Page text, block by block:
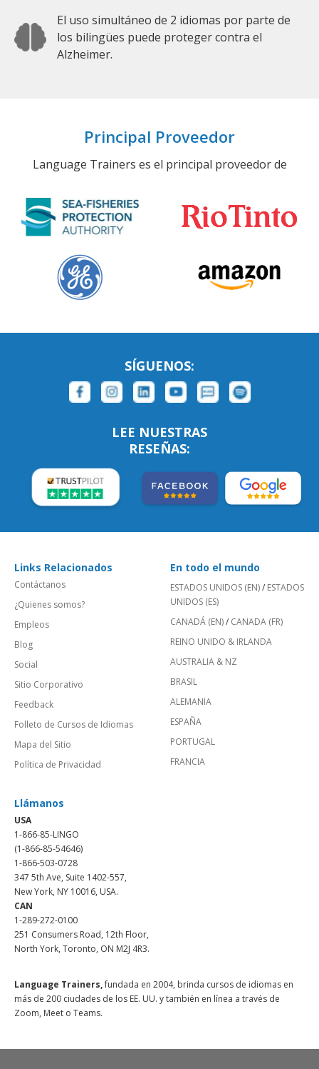
El uso simultáneo de 2 idiomas por parte de
los bilingües puede proteger contra el
Alzheimer.
Principal Proveedor
Language Trainers es el principal proveedor de
SÍGUENOS:
LEE NUESTRAS
RESEÑAS:
Links Relacionados
Contáctanos
¿Quienes somos?
Empleos
Blog
Social
Sitio Corporativo
Feedback
Folleto de Cursos de Idiomas
Mapa del Sitio
Política de Privacidad
En todo el mundo
ESTADOS UNIDOS (EN)/ ESTADOS
UNIDOS (ES)
CANADÁ (EN)/ CANADA (FR)
REINO UNIDO & IRLANDA
AUSTRALIA & NZ
BRASIL
ALEMANIA
ESPAÑA
PORTUGAL
FRANCIA
Llámanos
USA
1-866-85-LINGO
(1-866-85-54646)
1-866-503-0728
347 5th Ave, Suite 1402-557,
New York, NY 10016, USA.
CAN
1-289-272-0100
251 Consumers Road, 12th Floor,
North York, Toronto, ON M2J 4R3.
Language Trainers,fundada en 2004, brinda cursos de idiomas en
más de 200 ciudades de los EE. UU. y también en línea a través de
Zoom, Meet o Teams.